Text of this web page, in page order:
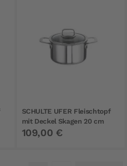
SCHULTE UFER Fleischtopf
mit Deckel Skagen 20 cm
109,00 €